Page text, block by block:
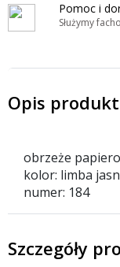
Pomoc i
Służymy
Opis
obrzeże
kolor: limba
numer: 184
Szczegóły